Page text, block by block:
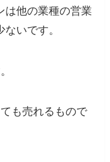
は他の業種の営業
いです。
も売れるもので